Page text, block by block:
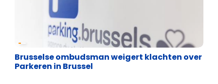
Binnenland politiek
Brusselse ombudsman weigert klachten over
Parkeren in Brussel